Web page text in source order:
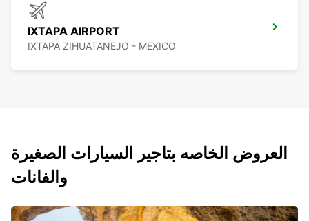
IXTAPA AIRPORT
IXTAPA ZIHUATANEJO - MEXICO
العروض الخاصه بتاجير السيارات الصغيرة
والفانات